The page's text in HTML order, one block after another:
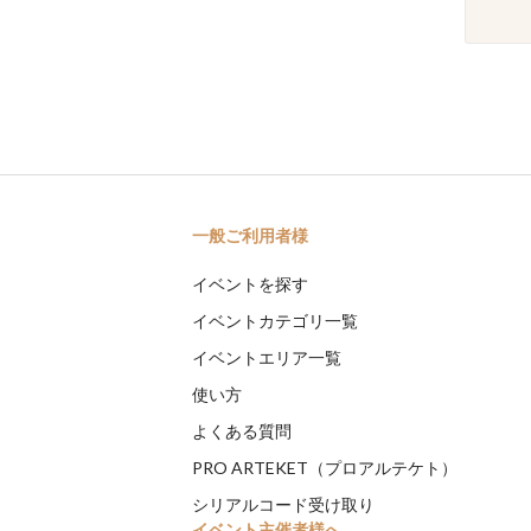
一般ご利用者様
イベントを探す
イベントカテゴリ一覧
イベントエリア一覧
使い方
よくある質問
PRO ARTEKET（プロアルテケト）
シリアルコード受け取り